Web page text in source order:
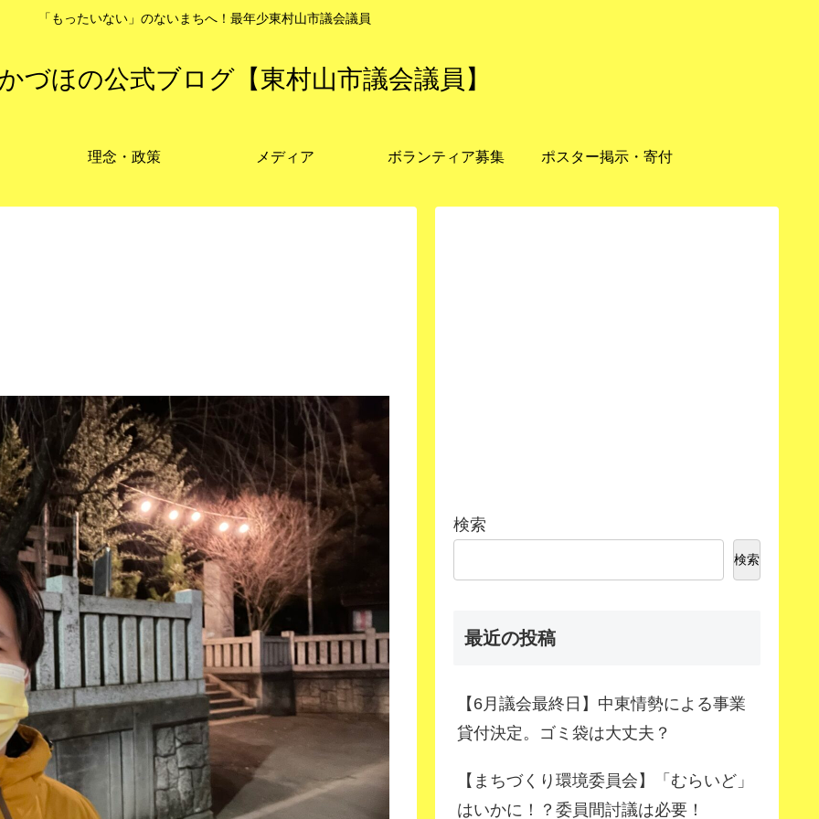
「もったいない」のないまちへ！最年少東村山市議会議員
づほの公式ブログ【東村山市議会議員】
理念・政策 メディア ボランティア募集 ポスター掲示・寄付
検索
検索
最近の投稿
【6月議会最終日】中東情勢による事業
貸付決定。ゴミ袋は大丈夫？
【まちづくり環境委員会】「むらいど」
はいかに！？委員間討議は必要！